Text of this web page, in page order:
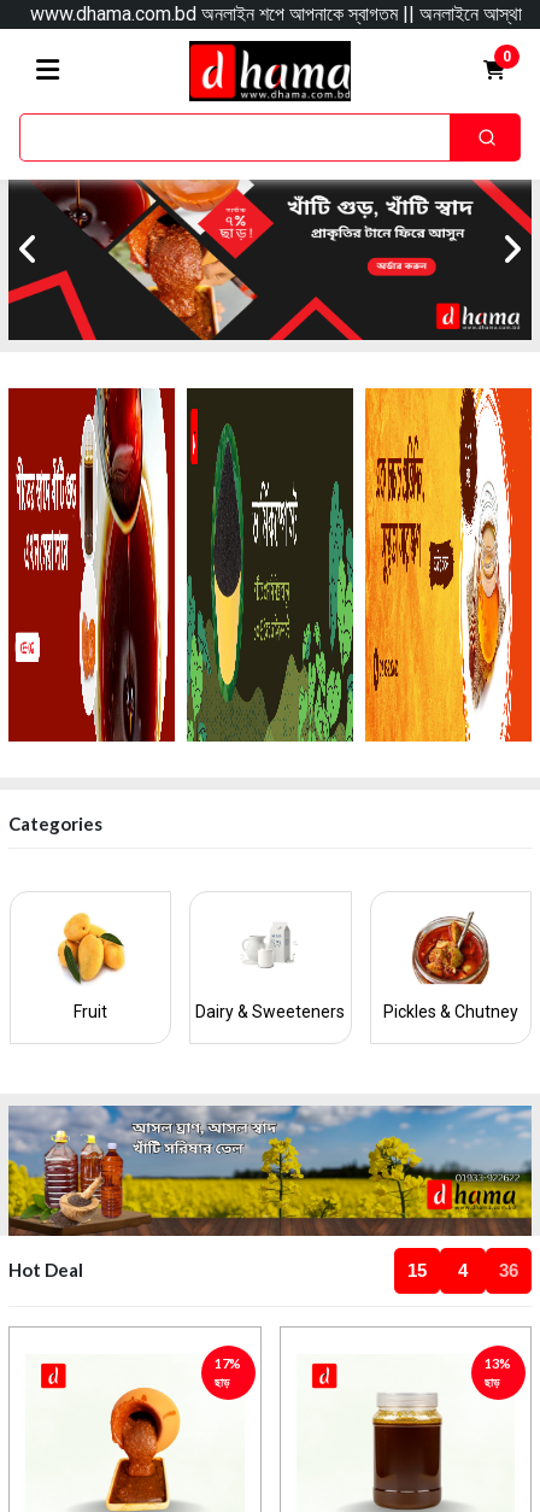
অনলাইন শপে আপনাকে স্বাগতম || অনলাইনে আস্থা ও বিশ্বস্ততার
0
Categories
Fruit Dairy & Sweeteners Pickles & Chutney
Hot Deal 15 4 36
17%
ছাড়
13%
ছাড়